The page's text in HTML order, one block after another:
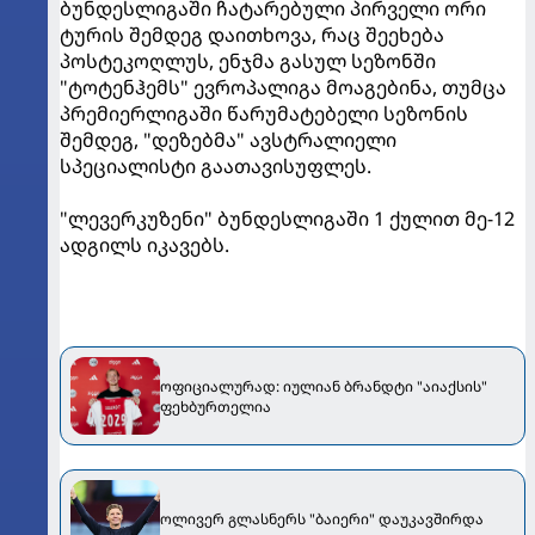
ბუნდესლიგაში ჩატარებული პირველი ორი
ტურის შემდეგ დაითხოვა, რაც შეეხება
პოსტეკოღლუს, ენჯმა გასულ სეზონში
"ტოტენჰემს" ევროპალიგა მოაგებინა, თუმცა
პრემიერლიგაში წარუმატებელი სეზონის
შემდეგ, "დეზებმა" ავსტრალიელი
სპეციალისტი გაათავისუფლეს.
"ლევერკუზენი" ბუნდესლიგაში 1 ქულით მე-12
ადგილს იკავებს.
ოფიციალურად: იულიან ბრანდტი "აიაქსის"
ფეხბურთელია
ოლივერ გლასნერს "ბაიერი" დაუკავშირდა